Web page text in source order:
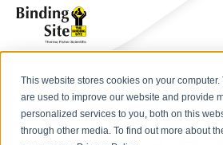
This website stores cookies on your
are used to improve our website and provide
personalized services to you, both on this
through other media. To find out more about
2024年中国健康管理协会检
2024年中国健康